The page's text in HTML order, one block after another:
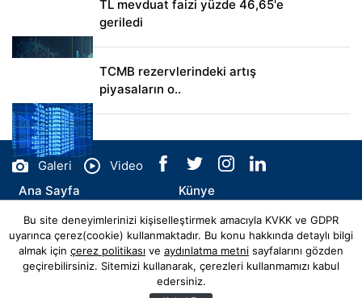
TL mevduat faizi yüzde 46,65'e
geriledi
TCMB rezervlerindeki artış
piyasaların o..
Galeri
Video
Ana Sayfa
Künye
İletişim
© Copyright 2026 flyhaber.com.tr Tüm Hakları Saklıdır.
Bu site deneyimlerinizi kişiselleştirmek amacıyla KVKK ve GDPR
uyarınca çerez(cookie) kullanmaktadır. Bu konu hakkında detaylı bilgi
almak için çerez politikası ve aydınlatma metni sayfalarını gözden
geçirebilirsiniz. Sitemizi kullanarak, çerezleri kullanmamızı kabul
edersiniz.